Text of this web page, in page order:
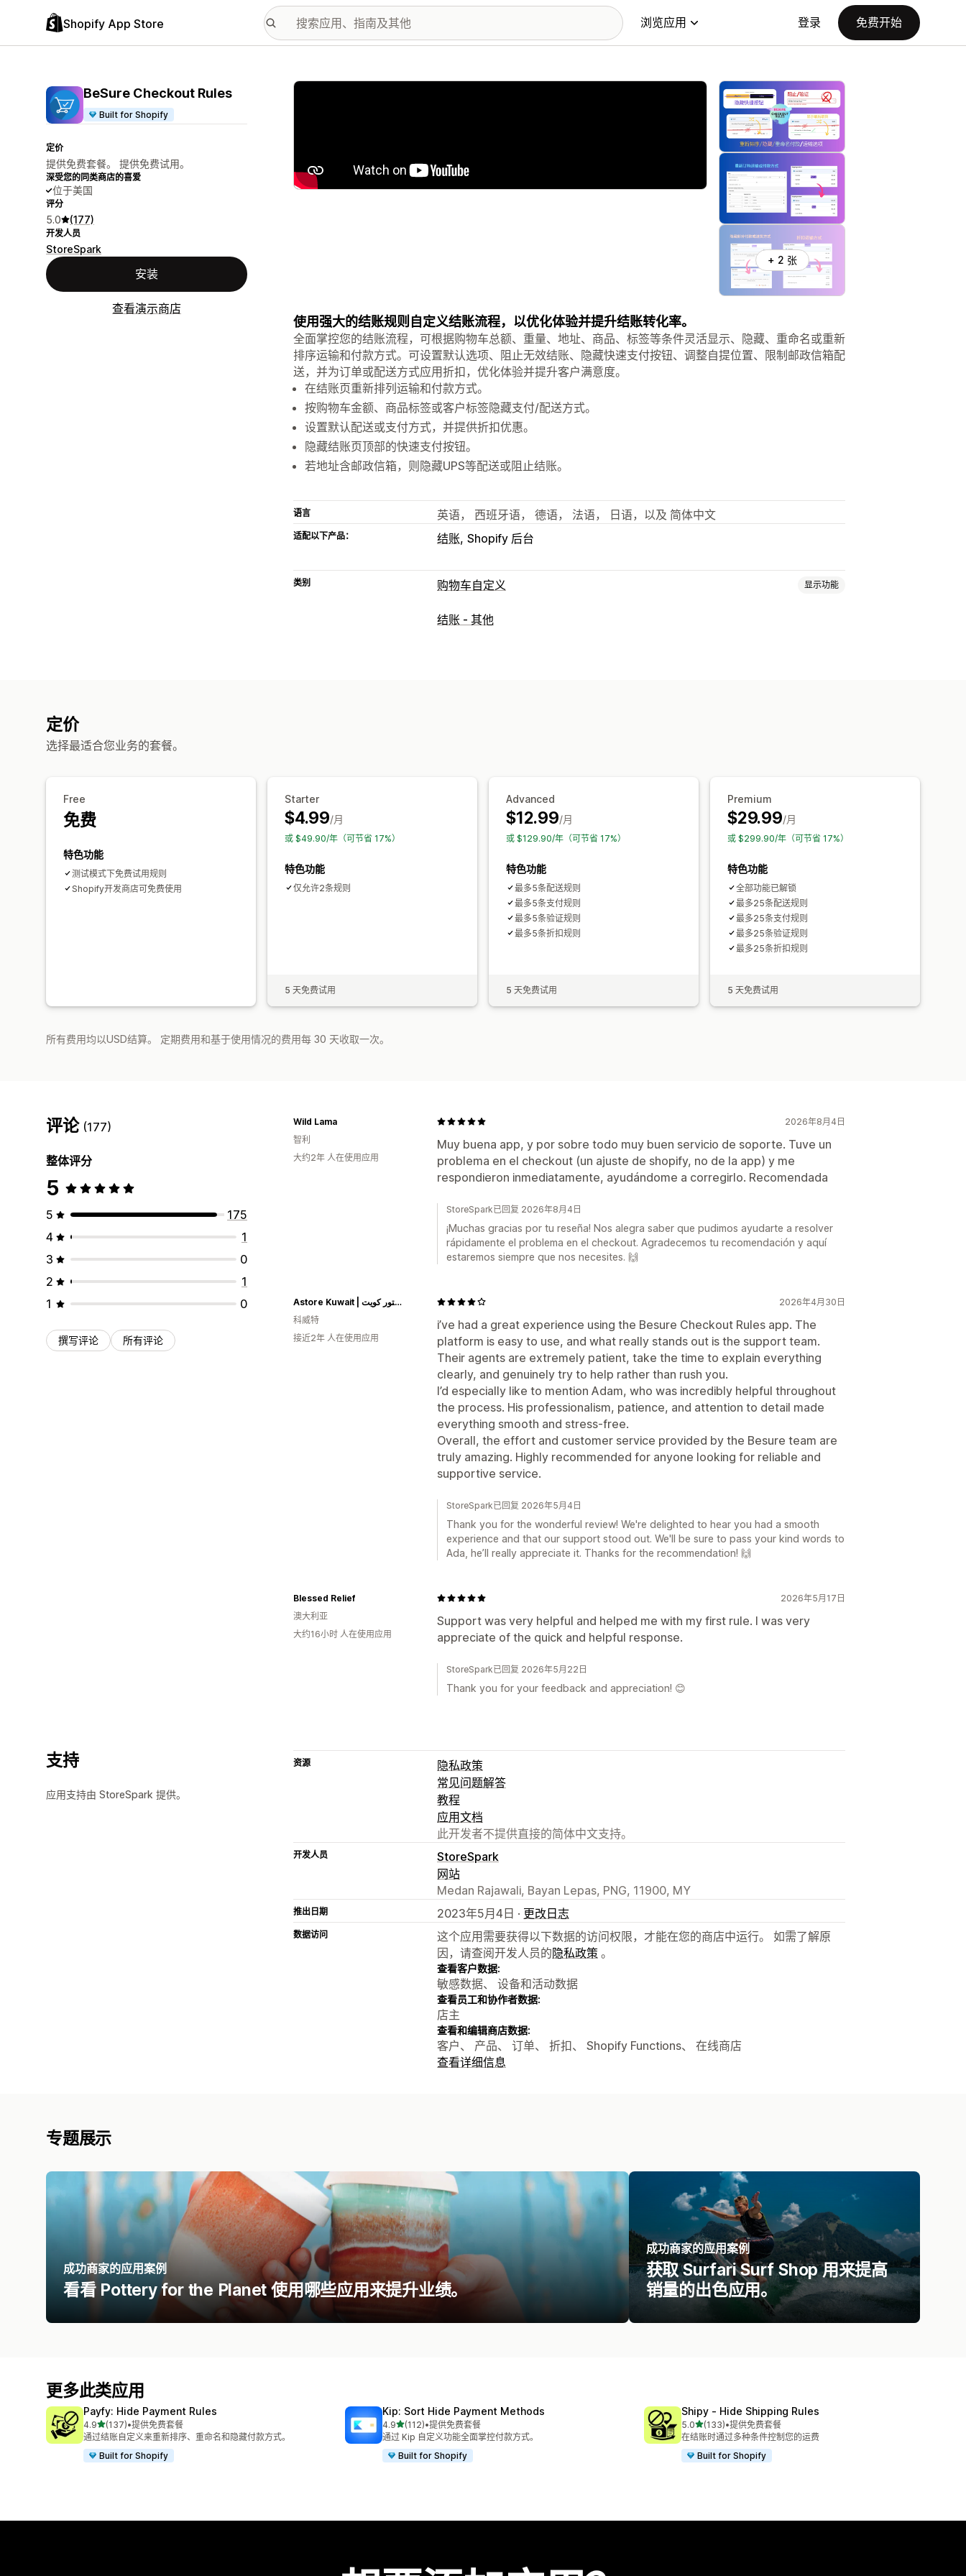
Shopify App Store 浏览应用 登录 免费开始
BeSure Checkout Rules
Built for Shopify
定价
提供免费套餐。 提供免费试用。
深受您的同类商店的喜爱
位于美国
评分
5.0 (177)
开发人员
StoreSpark
安装
查看演示商店
配图图库
+ 2 张
使用强大的结账规则自定义结账流程，以优化体验并提升结账转化率。
全面掌控您的结账流程，可根据购物车总额、重量、地址、商品、标签等条件灵活显示、隐藏、重命名或重新
排序运输和付款方式。可设置默认选项、阻止无效结账、隐藏快速支付按钮、调整自提位置、限制邮政信箱配
送，并为订单或配送方式应用折扣，优化体验并提升客户满意度。
在结账页重新排列运输和付款方式。
按购物车金额、商品标签或客户标签隐藏支付/配送方式。
设置默认配送或支付方式，并提供折扣优惠。
隐藏结账页顶部的快速支付按钮。
若地址含邮政信箱，则隐藏UPS等配送或阻止结账。
语言 英语， 西班牙语， 德语， 法语， 日语，以及 简体中文
适配以下产品： 结账 Shopify 后台
类别 购物车自定义 显示功能
购物车显示
结账 - 其他
定价
选择最适合您业务的套餐。
Free
免费
特色功能
测试模式下免费试用规则
Shopify开发商店可免费使用
Starter
$4.99/月
或 $49.90/年（可节省 17%）
特色功能
仅允许2条规则
5 天免费试用
Advanced
$12.99/月
或 $129.90/年（可节省 17%）
特色功能
最多5条配送规则
最多5条支付规则
最多5条验证规则
最多5条折扣规则
5 天免费试用
Premium
$29.99/月
或 $299.90/年（可节省 17%）
特色功能
全部功能已解锁
最多25条配送规则
最多25条支付规则
最多25条验证规则
最多25条折扣规则
5 天免费试用
所有费用均以USD结算。 定期费用和基于使用情况的费用每 30 天收取一次。
评论 (177)
整体评分
5
5
175
4
1
3
0
2
1
1
0
撰写评论 所有评论
2026年8月4日
Muy buena app, y por sobre todo muy buen servicio de soporte. Tuve un
problema en el checkout (un ajuste de shopify, no de la app) y me
respondieron inmediatamente, ayudándome a corregirlo. Recomendada
Wild Lama
智利
大约2年 人在使用应用
StoreSpark已回复 2026年8月4日
¡Muchas gracias por tu reseña! Nos alegra saber que pudimos ayudarte a resolver
rápidamente el problema en el checkout. Agradecemos tu recomendación y aquí
estaremos siempre que nos necesites. 🙌
2026年4月30日
i’ve had a great experience using the Besure Checkout Rules app. The
platform is easy to use, and what really stands out is the support team.
Their agents are extremely patient, take the time to explain everything
clearly, and genuinely try to help rather than rush you.
I’d especially like to mention Adam, who was incredibly helpful throughout
the process. His professionalism, patience, and attention to detail made
everything smooth and stress-free.
Overall, the effort and customer service provided by the Besure team are
truly amazing. Highly recommended for anyone looking for reliable and
supportive service.
Astore Kuwait | أستور كويت
科威特
接近2年 人在使用应用
StoreSpark已回复 2026年5月4日
Thank you for the wonderful review! We're delighted to hear you had a smooth
experience and that our support stood out. We'll be sure to pass your kind words to
Ada, he’ll really appreciate it. Thanks for the recommendation! 🙌
2026年5月17日
Support was very helpful and helped me with my first rule. I was very
appreciate of the quick and helpful response.
Blessed Relief
澳大利亚
大约16小时 人在使用应用
StoreSpark已回复 2026年5月22日
Thank you for your feedback and appreciation! 😊
支持
应用支持由 StoreSpark 提供。
资源
隐私政策
常见问题解答
教程
应用文档
此开发者不提供直接的简体中文支持。
开发人员
StoreSpark
网站
Medan Rajawali, Bayan Lepas, PNG, 11900, MY
推出日期 2023年5月4日 · 更改日志
数据访问
这个应用需要获得以下数据的访问权限，才能在您的商店中运行。 如需了解原
因，请查阅开发人员的隐私政策 。
查看客户数据:
敏感数据、 设备和活动数据
查看员工和协作者数据:
店主
查看和编辑商店数据:
客户、 产品、 订单、 折扣、 Shopify Functions、 在线商店
查看详细信息
专题展示
成功商家的应用案例
看看 Pottery for the Planet 使用哪些应用来提升业绩。
成功商家的应用案例
获取 Surfari Surf Shop 用来提高
销量的出色应用。
更多此类应用
Payfy: Hide Payment Rules
4.9星（满分 5 星）
(137)
总共 137 条评论
•提供免费套餐
通过结账自定义来重新排序、重命名和隐藏付款方式。
Built for Shopify
Kip: Sort Hide Payment Methods
4.9星（满分 5 星）
(112)
总共 112 条评论
•提供免费套餐
通过 Kip 自定义功能全面掌控付款方式。
Built for Shopify
Shipy ‑ Hide Shipping Rules
5.0星（满分 5 星）
(133)
总共 133 条评论
•提供免费套餐
在结账时通过多种条件控制您的运费
Built for Shopify